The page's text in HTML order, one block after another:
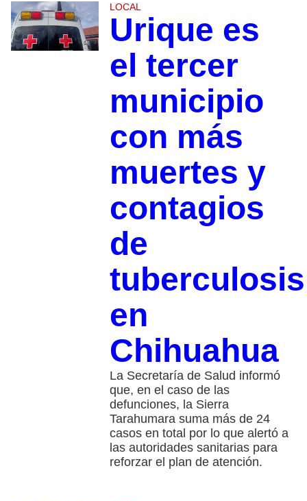
LOCAL
Urique es
el tercer
municipio
con más
muertes y
contagios
de
tuberculosis
en
Chihuahua
La Secretaría de Salud informó
que, en el caso de las
defunciones, la Sierra
Tarahumara suma más de 24
casos en total por lo que alertó a
las autoridades sanitarias para
reforzar el plan de atención.